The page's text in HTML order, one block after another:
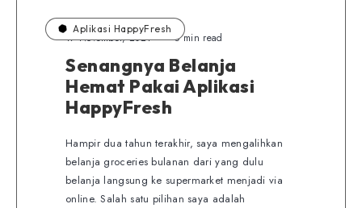
Aplikasi HappyFresh
17 November, 2021 5 min read
Senangnya Belanja
Hemat Pakai Aplikasi
HappyFresh
Hampir dua tahun terakhir, saya mengalihkan
belanja groceries bulanan dari yang dulu
belanja langsung ke supermarket menjadi via
online. Salah satu pilihan saya adalah